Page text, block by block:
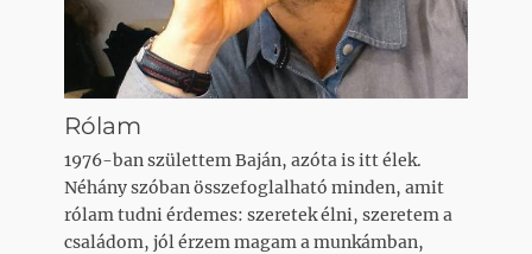
Rólam
1976-ban születtem Baján, azóta is itt élek.
Néhány szóban összefoglalható minden, amit
rólam tudni érdemes: szeretek élni, szeretem a
családom, jól érzem magam a munkámban,